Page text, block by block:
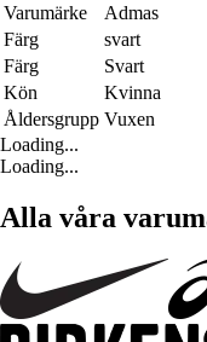
Varumärke
Admas
Färg
svart
Färg
Svart
Kön
Kvinna
Åldersgrupp Vuxen
Loading...
Loading...
Alla våra